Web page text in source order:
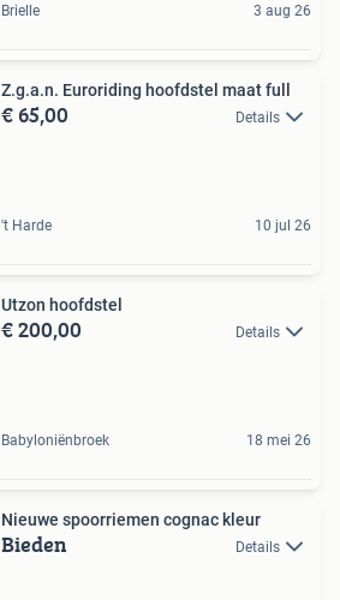
Brielle 3 aug 26
Z.g.a.n. Euroriding hoofdstel maat full
€ 65,00 Details
't Harde 10 jul 26
Utzon hoofdstel
€ 200,00 Details
Babyloniënbroek 18 mei 26
Nieuwe spoorriemen cognac kleur
Bieden Details